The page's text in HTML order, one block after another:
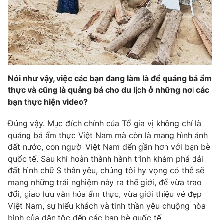
Nói như vậy, việc các bạn đang làm là để quảng bá ẩm
thực và cũng là quảng bá cho du lịch ở những nơi các
bạn thực hiện video?
Đúng vậy. Mục đích chính của Tổ gia vị không chỉ là
quảng bá ẩm thực Việt Nam mà còn là mang hình ảnh
đất nước, con người Việt Nam đến gần hơn với bạn bè
quốc tế. Sau khi hoàn thành hành trình khám phá dải
đất hình chữ S thân yêu, chúng tôi hy vọng có thể sẽ
mang những trải nghiệm này ra thế giới, để vừa trao
đổi, giao lưu văn hóa ẩm thực, vừa giới thiệu vẻ đẹp
Việt Nam, sự hiếu khách và tinh thần yêu chuộng hòa
bình của dân tộc đến các bạn bè quốc tế.